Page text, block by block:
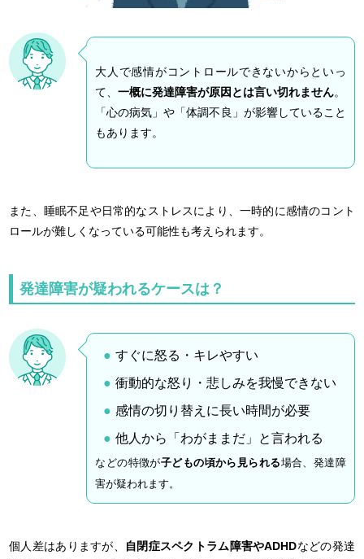
大人で感情がコントロールできないからといっ
て、一概に発達障害が原因とは言い切れません。
「心の病気」や「体調不良」が影響していること
もあります。
また、睡眠不足や日常的なストレスにより、一時的に感情のコント
ロールが難しくなっている可能性も考えられます。
発達障害が疑われるケースは？
すぐに怒る・キレやすい
衝動的な怒り・悲しみを我慢できない
感情の切り替えに長い時間が必要
他人から「わがままだ」と言われる
などの特徴が子どもの頃から見られる場合、発達障
害が疑われます。
個人差はありますが、 自閉症スペクトラム障害やADHDなどの発達